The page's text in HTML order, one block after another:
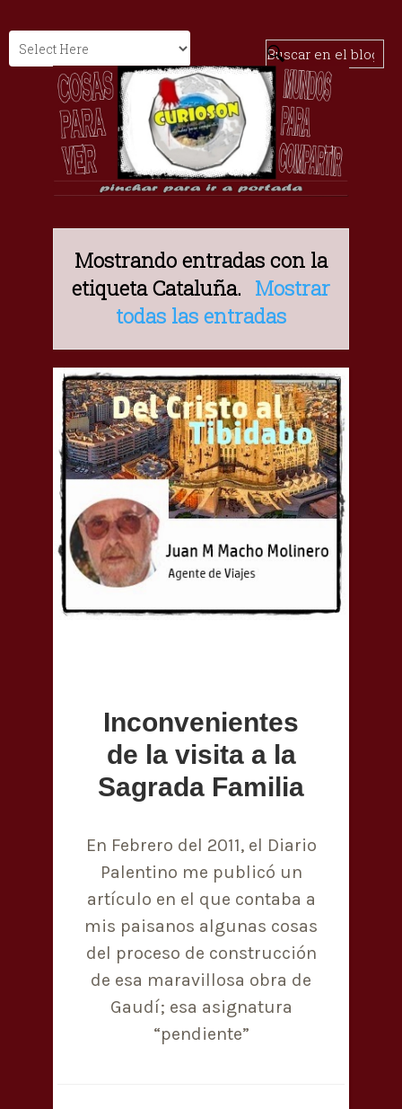
Mostrando entradas con la
etiquetaCataluña. Mostrar
todas las entradas
Inconvenientes
de la visita a la
Sagrada Familia
En Febrero del 2011, el Diario
Palentino me publicó un
artículo en el que contaba a
mis paisanos algunas cosas
del proceso de construcción
de esa maravillosa obra de
Gaudí; esa asignatura
“pendiente”